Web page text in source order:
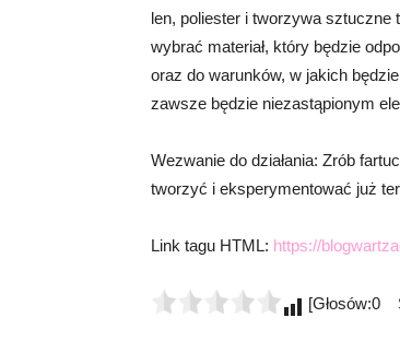
len, poliester i tworzywa
wybrać materiał, który będzie
oraz do warunków, w jakich
zawsze będzie niezastąpionym
Wezwanie do działania: Zrób
tworzyć i eksperymentować już
Link tagu HTML: https://
[Głosów:0